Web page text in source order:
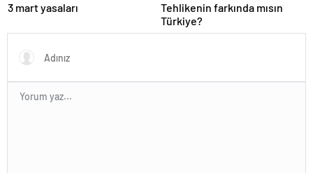
3 mart yasaları
Tehlikenin farkında mısın
Türkiye?